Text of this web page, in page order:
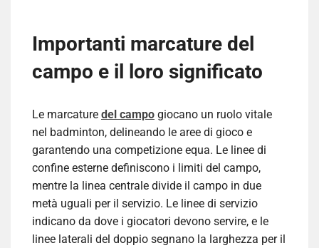
Importanti marcature del
campo e il loro significato
Le marcature del campo giocano un ruolo vitale
nel badminton, delineando le aree di gioco e
garantendo una competizione equa. Le linee di
confine esterne definiscono i limiti del campo,
mentre la linea centrale divide il campo in due
metà uguali per il servizio. Le linee di servizio
indicano da dove i giocatori devono servire, e le
linee laterali del doppio segnano la larghezza per il